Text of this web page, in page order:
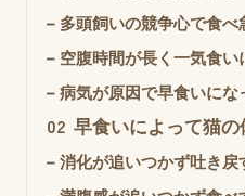
– 多頭飼いの競争心で食べ
– 空腹時間が長く一気食い
– 病気が原因で早食いにな
02 早食いによって猫の
– 消化が追いつかず吐き戻